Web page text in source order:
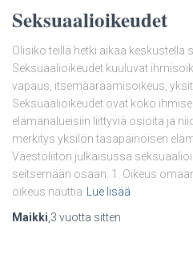
Seksuaalioikeudet
Olisiko teillä hetki aikaa keskustella
Seksuaalioikeudet kuuluvat
vapaus, itsemääräämisoikeus,
Seksuaalioikeudet ovat koko
elämänalueisiin liittyviä osioita ja
merkitys yksilön tasapainoisen
Väestöliiton julkaisussa
seitsemään osaan. 1. Oikeus
oikeus nauttia
Lue lisää
Maikki 3 vuotta sitten